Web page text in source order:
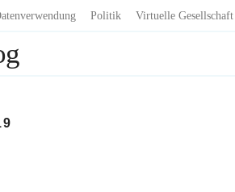
Politik Virtuelle Gesellschaft